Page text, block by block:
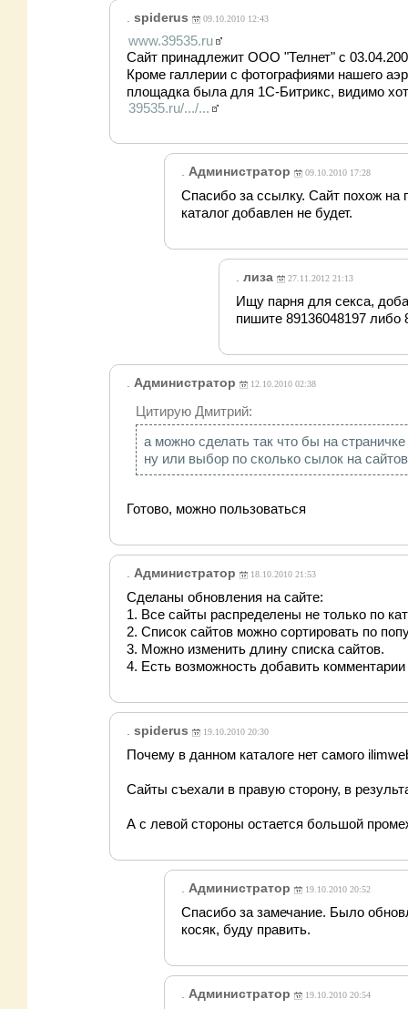
spiderus 09.10.2010 12:43
www.39535.ru
Сайт принадлежит ООО "Телнет" с
Кроме галлерии с фотографиями нашего
площадка была для 1С-Битрикс, видимо
39535.ru/.../...
Администратор 09.10.2010 17:28
Спасибо за ссылку. Сайт похож на
каталог добавлен не будет.
лиза 27.11.2012 21:13
Ищу парня для секса,
пишите 89136048197 либо
Администратор 12.10.2010 02:38
Цитирую Дмитрий:
а можно сделать так что бы на
ну или выбор по сколько сылок на
Готово, можно пользоваться
Администратор 18.10.2010 21:53
Сделаны обновления на сайте:
1. Все сайты распределены не только по
2. Список сайтов можно сортировать по
3. Можно изменить длину списка сайтов.
4. Есть возможность добавить
spiderus 19.10.2010 20:30
Почему в данном каталоге нет самого
Сайты съехали в правую сторону, в
А с левой стороны остается большой
Администратор 19.10.2010 20:52
Спасибо за замечание. Было
косяк, буду править.
Администратор 19.10.2010 20:54